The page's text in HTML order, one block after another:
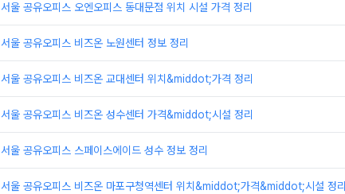
서울 공유오피스 오엔오피스 동대문점 위치 시설 가격 정리
서울 공유오피스 비즈온 노원센터 정보 정리
서울 공유오피스 비즈온 교대센터 위치&middot;가격 정리
서울 공유오피스 비즈온 성수센터 가격&middot;시설 정리
서울 공유오피스 스페이스에이드 성수 정보 정리
서울 공유오피스 비즈온 마포구청역센터 위치&middot;가격&middot;시설 정리